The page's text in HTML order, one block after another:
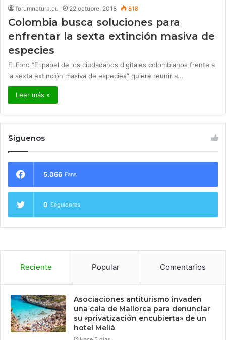
forumnatura.eu 22 octubre, 2018 818
Colombia busca soluciones para
enfrentar la sexta extinción masiva de
especies
El Foro “El papel de los ciudadanos digitales colombianos frente a
la sexta extinción masiva de especies” quiere reunir a…
Leer más »
Síguenos
5.066 Fans
0 Seguidores
Reciente Popular Comentarios
Asociaciones antiturismo invaden
una cala de Mallorca para denunciar
su «privatización encubierta» de un
hotel Meliá